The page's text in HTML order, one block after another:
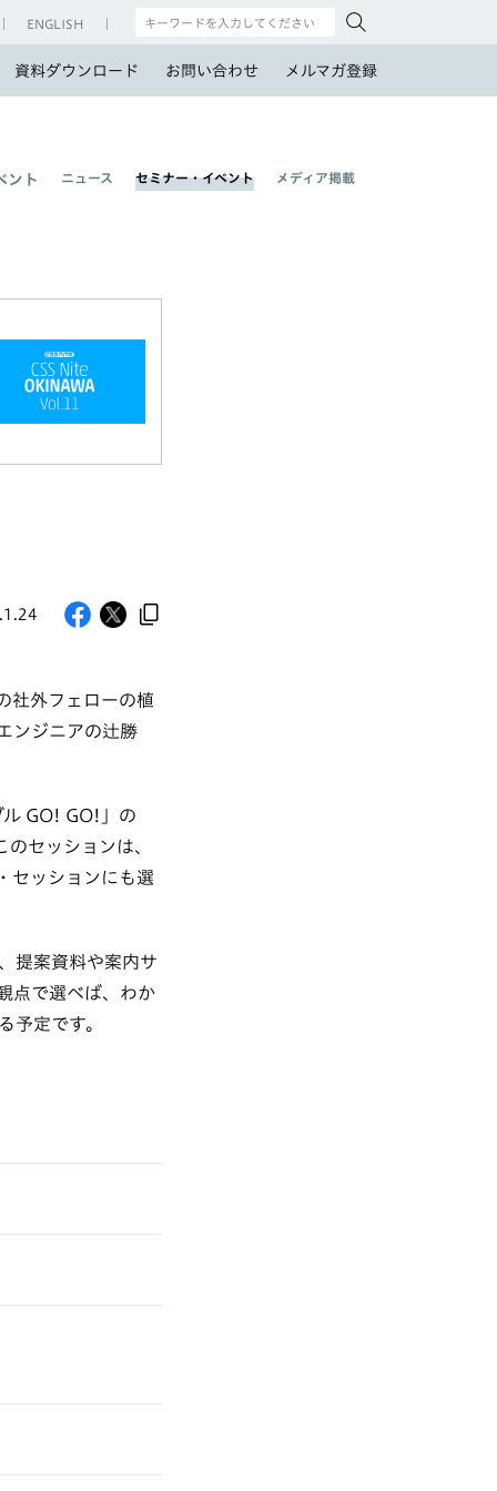
資料ダウンロード お問い合わせ メルマガ登録
ENGLISH
ント ニュース セミナー・イベント メディア掲載
社外フェローの植
ンジニアの辻勝
ル GO! GO!」の
セッションは、
セッションにも選
提案資料や案内サ
点で選べば、わか
予定です。